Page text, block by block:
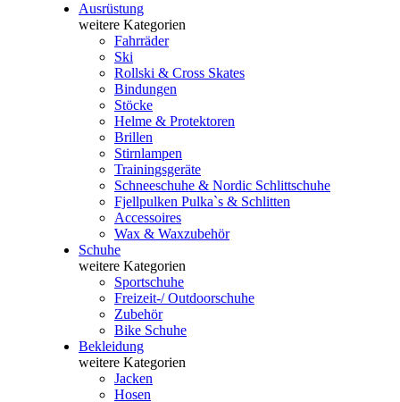
Ausrüstung
weitere Kategorien
Fahrräder
Ski
Rollski & Cross Skates
Bindungen
Stöcke
Helme & Protektoren
Brillen
Stirnlampen
Trainingsgeräte
Schneeschuhe & Nordic Schlittschuhe
Fjellpulken Pulka`s & Schlitten
Accessoires
Wax & Waxzubehör
Schuhe
weitere Kategorien
Sportschuhe
Freizeit-/ Outdoorschuhe
Zubehör
Bike Schuhe
Bekleidung
weitere Kategorien
Jacken
Hosen